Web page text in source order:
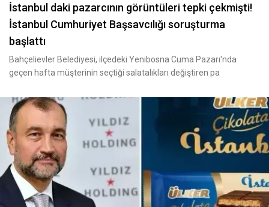
İstanbul daki pazarcının görüntüleri tepki çekmişti!
İstanbul Cumhuriyet Başsavcılığı soruşturma
başlattı
Bahçelievler Belediyesi, ilçedeki Yenibosna Cuma Pazarı'nda
geçen hafta müşterinin seçtiği salatalıkları değiştiren pa